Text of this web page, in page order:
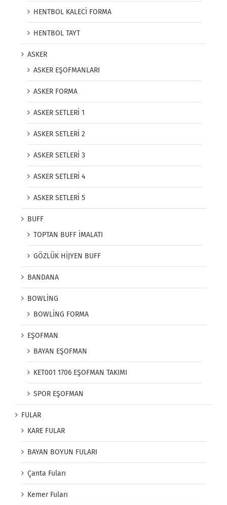
HENTBOL KALECİ FORMA
HENTBOL TAYT
ASKER
ASKER EŞOFMANLARI
ASKER FORMA
ASKER SETLERİ 1
ASKER SETLERİ 2
ASKER SETLERİ 3
ASKER SETLERİ 4
ASKER SETLERİ 5
BUFF
TOPTAN BUFF İMALATI
GÖZLÜK HİJYEN BUFF
BANDANA
BOWLİNG
BOWLİNG FORMA
EŞOFMAN
BAYAN EŞOFMAN
KET001 1706 EŞOFMAN TAKIMI
SPOR EŞOFMAN
FULAR
KARE FULAR
BAYAN BOYUN FULARI
Çanta Fuları
Kemer Fuları